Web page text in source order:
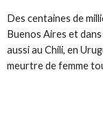
Des centaines de
Buenos Aires et
aussi au Chili, en
meurtre de femme